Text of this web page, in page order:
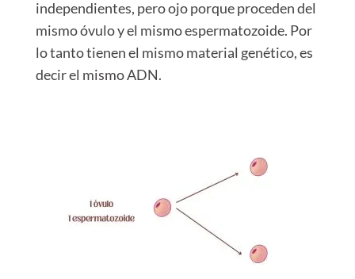
independientes, pero ojo porque proceden del
mismo óvulo y el mismo espermatozoide. Por
lo tanto tienen el mismo material genético, es
decir el mismo ADN.